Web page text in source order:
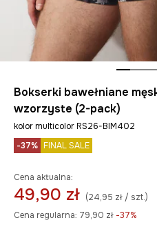
Bokserki bawełniane
wzorzyste (2-pack)
kolor multicolor RS26-BIM402
-37% FINAL SALE
Cena aktualna:
49,90 zł (24,95 zł / szt.)
Cena regularna: 79,90 zł -37%